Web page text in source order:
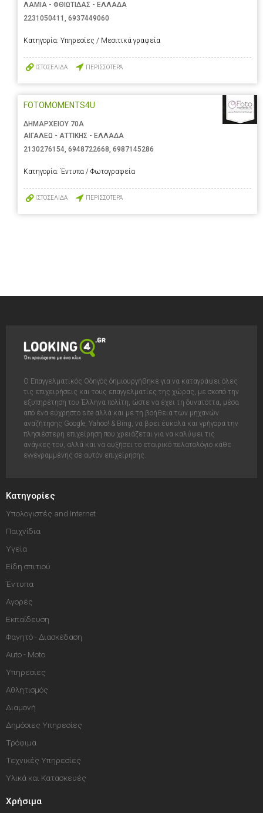
ΛΑΜΙΑ - ΦΘΙΩΤΙΔΑΣ - ΕΛΛΑΔΑ
2231050411 , 6937449060
Κατηγορία: Υπηρεσίες / Μεσιτικά γραφεία
ΙΣΤΟΣΕΛΙΔΑ ΠΕΡΙΣΣΟΤΕΡΑ
FOTOMOMENTS4U
ΔΗΜΑΡΧΕΙΟΥ 70Α
ΑΙΓΑΛΕΩ - ΑΤΤΙΚΗΣ - ΕΛΛΑΔΑ
2130276154 6948722668 6987145286
Κατηγορία: Έντυπα / Φωτογραφεία
ΙΣΤΟΣΕΛΙΔΑ ΠΕΡΙΣΣΟΤΕΡΑ
Ο Επαγγελματικός Οδηγός δημιουργήθηκε για να καταγράψει όλες
τις επιχειρήσεις και τους επαγγελματίες της χώρας, με σκοπό την
εξυπηρέτηση του Έλληνα πολίτη, ώστε να έχει τη δυνατόττα, μέσα
από ένα εύχρηστο site αλλά και με τη βοήθεια των μηχανών
αναζήτησης Google, Yahoo! & Bing, να βρει έυκολα και γρήγορα την
πλησιέστερη επιχείρηση που χρειάζεται για να καλύψει τις
ανάγκες του, αλλά και να αυξήσει το εταιρικό πελατολόγιο κάθε
εγγεγραμμένης σε αυτόν επιχείρησης.
Κατηγορίες
Υπολογιστές and Internet
Παιχνίδια
Υγεία
Είδη σπιτιού
Έντυπα
Αγορές
Εκπαίδευση
Φαγητό - Διασκέδαση
Auto - Moto
Υπηρεσίες
Αθλητισμός
Διαμονή
Δημόσιες Υπηρεσίες
Τρόφιμα
Τεχνικές Υπηρεσίες
Υλικά και Κατασκευές
Χρήσιμα